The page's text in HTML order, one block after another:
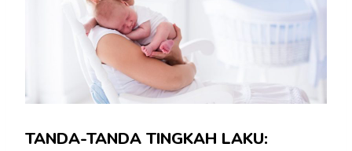
TANDA-TANDA TINGKAH LAKU: